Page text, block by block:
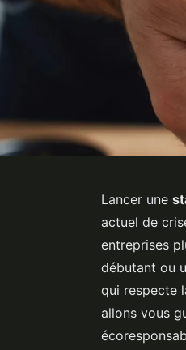
Lancer une
actuel de
entreprises
débutant ou
qui respecte
allons vous